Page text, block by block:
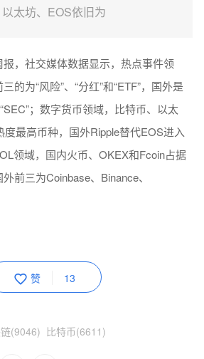
太坊、EOS依旧为
，社交媒体数据显示，热点事件领
的为“风险”、“分红”和“ETF”，国外是
；数字货币领域，比特币、以太
最高币种，国外Ripple替代EOS进入
领域，国内火币、OKEX和Fcoin占据
前三为Coinbase、Binance、
赞 13
(9046) 比特币(6611)